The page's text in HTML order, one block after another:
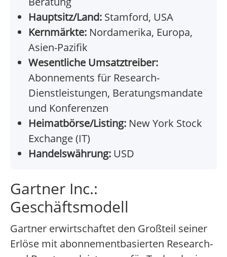
Hauptsitz/Land: Stamford, USA
Kernmärkte: Nordamerika, Europa,
Asien-Pazifik
Wesentliche Umsatztreiber:
Abonnements für Research-
Dienstleistungen, Beratungsmandate
und Konferenzen
Heimatbörse/Listing: New York Stock
Exchange (IT)
Handelswährung: USD
Gartner Inc.:
Geschäftsmodell
Gartner erwirtschaftet den Großteil seiner
Erlöse mit abonnementbasierten Research-